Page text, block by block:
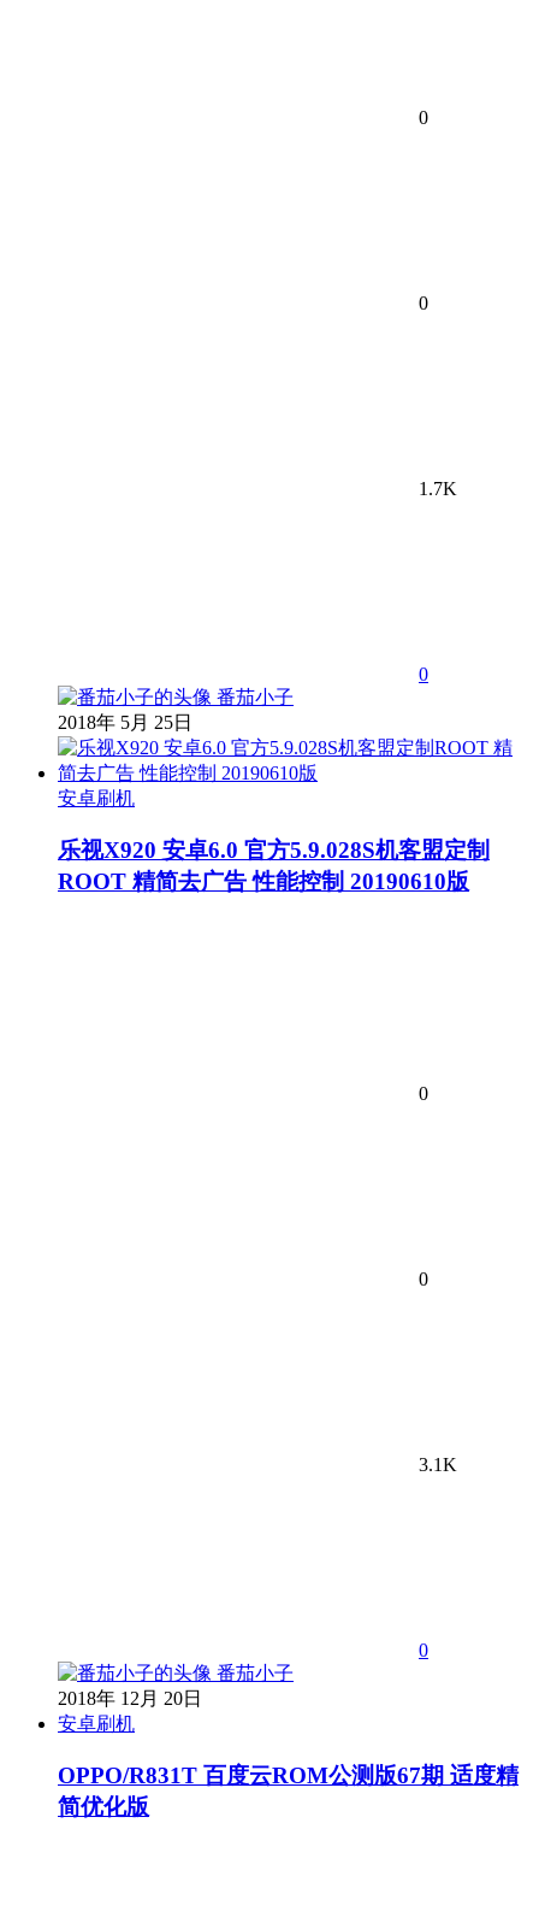
0
0
1.7K
0
番茄小子
2018年 5月 25日
安卓刷机
乐视X920 安卓6.0 官方5.9.028S机客盟定制
ROOT 精简去广告 性能控制 20190610版
0
0
3.1K
0
番茄小子
2018年 12月 20日
安卓刷机
OPPO/R831T 百度云ROM公测版67期 适度精
简优化版